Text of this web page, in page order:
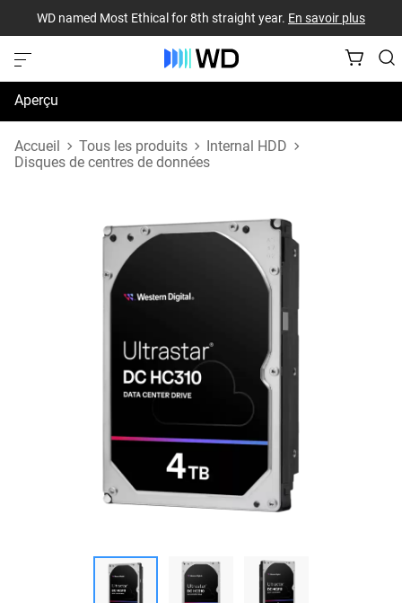
WD named Most Ethical for 8th straight year. En savoir plus
Aperçu
Caractéristiques techniques
Accueil Tous les produits
Internal HDD
Disques de centres de données